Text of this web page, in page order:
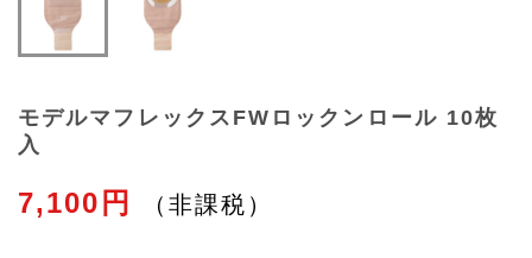
モデルマフレックスFWロックンロール 10枚
入
7,100円